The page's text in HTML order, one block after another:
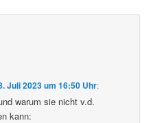
Juli 2023 um 16:50 Uhr:
warum sie nicht v.d.
kann: